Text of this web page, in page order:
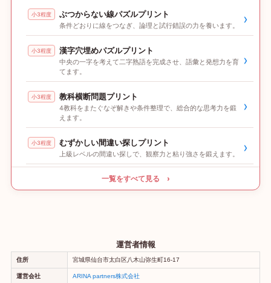
小3程度 ぶつからない線パズルプリント
条件どおりに線をつなぎ、論理と試行錯誤の力を養います。 ›
小3程度 漢字穴埋めパズルプリント
中央の一字を考えて二字熟語を完成させ、語彙と発想力を育
てます。
›
小3程度 教科横断問題プリント
4教科をまたぐなぞ解きや条件整理で、総合的な思考力を鍛
えます。
›
小3程度 むずかしい間違い探しプリント
上級レベルの間違い探しで、観察力と粘り強さを鍛えます。 ›
一覧をすべて見る ›
運営者情報
住所 宮城県仙台市太白区八木山弥生町16-17
運営会社 ARINA partners株式会社